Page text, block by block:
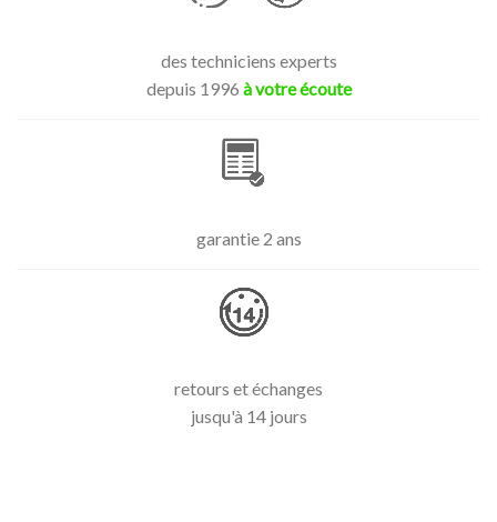
des techniciens experts
depuis 1996 à votre écoute
garantie 2 ans
retours et échanges
jusqu'à 14 jours